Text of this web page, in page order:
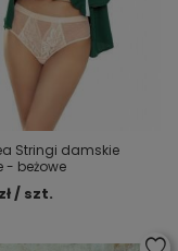
Stringi damskie
- beżowe
/ szt.